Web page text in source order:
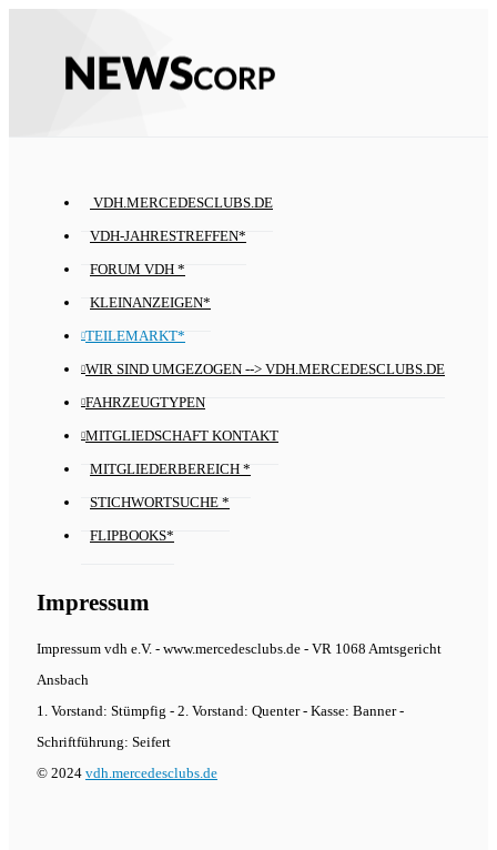
VDH.MERCEDESCLUBS.DE
VDH-JAHRESTREFFEN*
FORUM VDH *
KLEINANZEIGEN*
TEILEMARKT*
WIR SIND UMGEZOGEN --> VDH.MERCEDESCLUBS.DE
FAHRZEUGTYPEN
MITGLIEDSCHAFT KONTAKT
MITGLIEDERBEREICH *
STICHWORTSUCHE *
FLIPBOOKS*
Impressum
Impressum vdh e.V. - www.mercedesclubs.de - VR 1068 Amtsgericht
Ansbach
1. Vorstand: Stümpfig - 2. Vorstand: Quenter - Kasse: Banner -
Schriftführung: Seifert
© 2024 vdh.mercedesclubs.de